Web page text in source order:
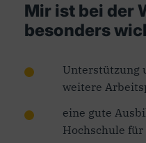
Mir ist bei der
besonders
Unterstützung
weitere
eine gute
Hochschule